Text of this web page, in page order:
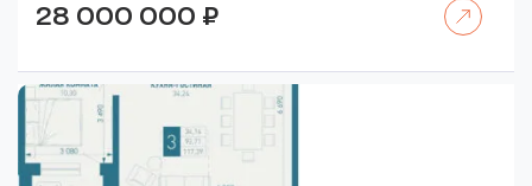
28 000 000 ₽